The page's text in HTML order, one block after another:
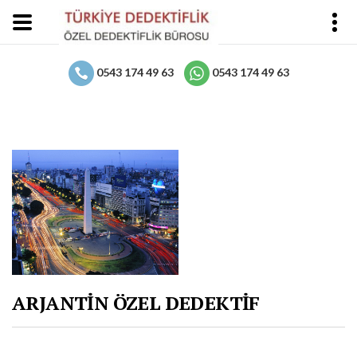
0543 174 49 63 0543 174 49 63
ARJANTİN ÖZEL DEDEKTİF